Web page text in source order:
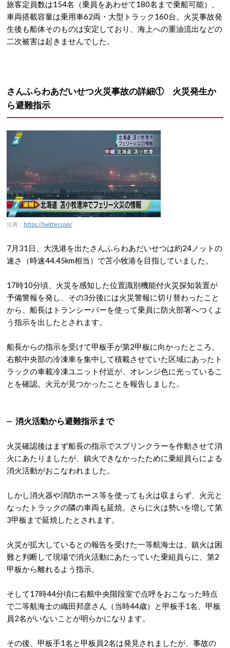
旅客定員数は154名（乗員をあわせて180名まで乗船可能）、
車両搭載容量は乗用車62両・大型トラック160台。火災事故発
生後も船体そのものは安定しており、海上への重油流出などの
二次被害は起きませんでした。
さんふらわあだいせつ火災事故の詳細① 火災発生か
ら避難指示
出典： https://twitter.com/
7月31日、大洗港を出たさんふらわあだいせつは約24ノットの
速さ（時速44.45km相当）で苫小牧港を目指していました。
17時10分頃、火災を感知した位置識別機能付火災探知装置が
予備警報を発し、その3分後には火災警報に切り替わったこと
から、船長はトランシーバーを使って乗員に防火部署へつくよ
う指示を出したとされます。
船長からの指示を受けて甲板手が第2甲板に向かったところ、
右舷中央部の冷凍車を集中して積載させていた区域にあったト
ラックの車載冷凍ユニット付近が、オレンジ色に光っているこ
とを確認。火元が見つかったことを報告しました。
消火活動から避難指示まで
火災確認後はまず船長の指示でスプリンクラーを作動させて消
火にあたりましたが、鎮火できなかったために乗組員らによる
消火活動がおこなわれました。
しかし消火器や消防ホース等を使っても火は収まらず、火元と
なったトラックの隣の車両も延焼。さらに火は勢いを増して第
3甲板まで延焼したとされます。
火災が拡大しているとの報告を受けた一等航海士は、鎮火は困
難と判断して現場で消火活動にあたっていた乗組員らに、第2
甲板から離れるよう指示。
そして17時44分頃に右舷中央階段室で点呼をおこなった時点
で二等航海士の織田邦彦さん（当時44歳）と甲板手1名、甲板
員2名がいないことが明らかになります。
その後、甲板手1名と甲板員2名は発見されましたが、事故の